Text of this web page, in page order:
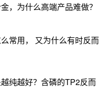
，为什么高端产品难做？
常用， 又为什么有时反而
纯越好？含磷的TP2反而